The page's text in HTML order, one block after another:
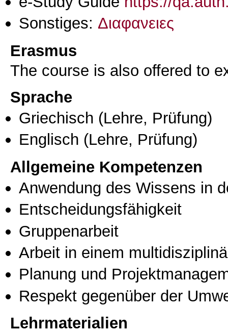
Sonstiges: Διαφανειες
Erasmus
The course is also offered to
Sprache
Griechisch (Lehre, Prüfung)
Englisch (Lehre, Prüfung)
Allgemeine Kompetenzen
Anwendung des Wissens in
Entscheidungsfähigkeit
Gruppenarbeit
Arbeit in einem
Planung und
Respekt gegenüber der
Lehrmaterialien